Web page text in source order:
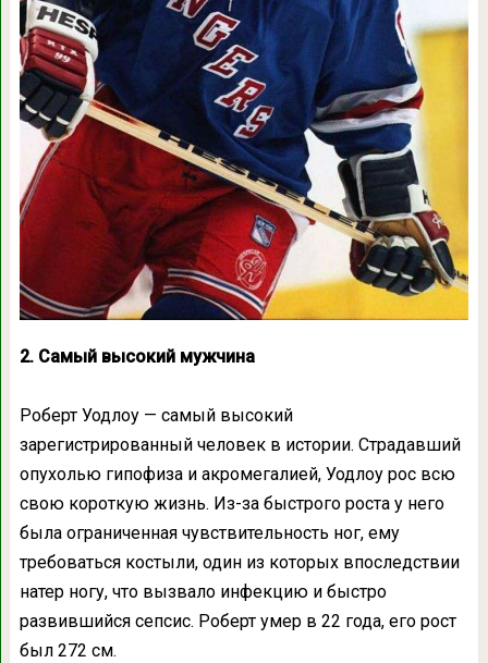
2. Самый высокий мужчина
Роберт Уодлоу — самый высокий
зарегистрированный человек в истории. Страдавший
опухолью гипофиза и акромегалией, Уодлоу рос всю
свою короткую жизнь. Из-за быстрого роста у него
была ограниченная чувствительность ног, ему
требоваться костыли, один из которых впоследствии
натер ногу, что вызвало инфекцию и быстро
развившийся сепсис. Роберт умер в 22 года, его рост
был 272 см.